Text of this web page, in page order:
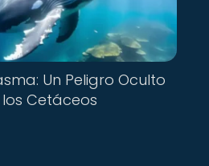
Un Peligro Oculto
Cetáceos